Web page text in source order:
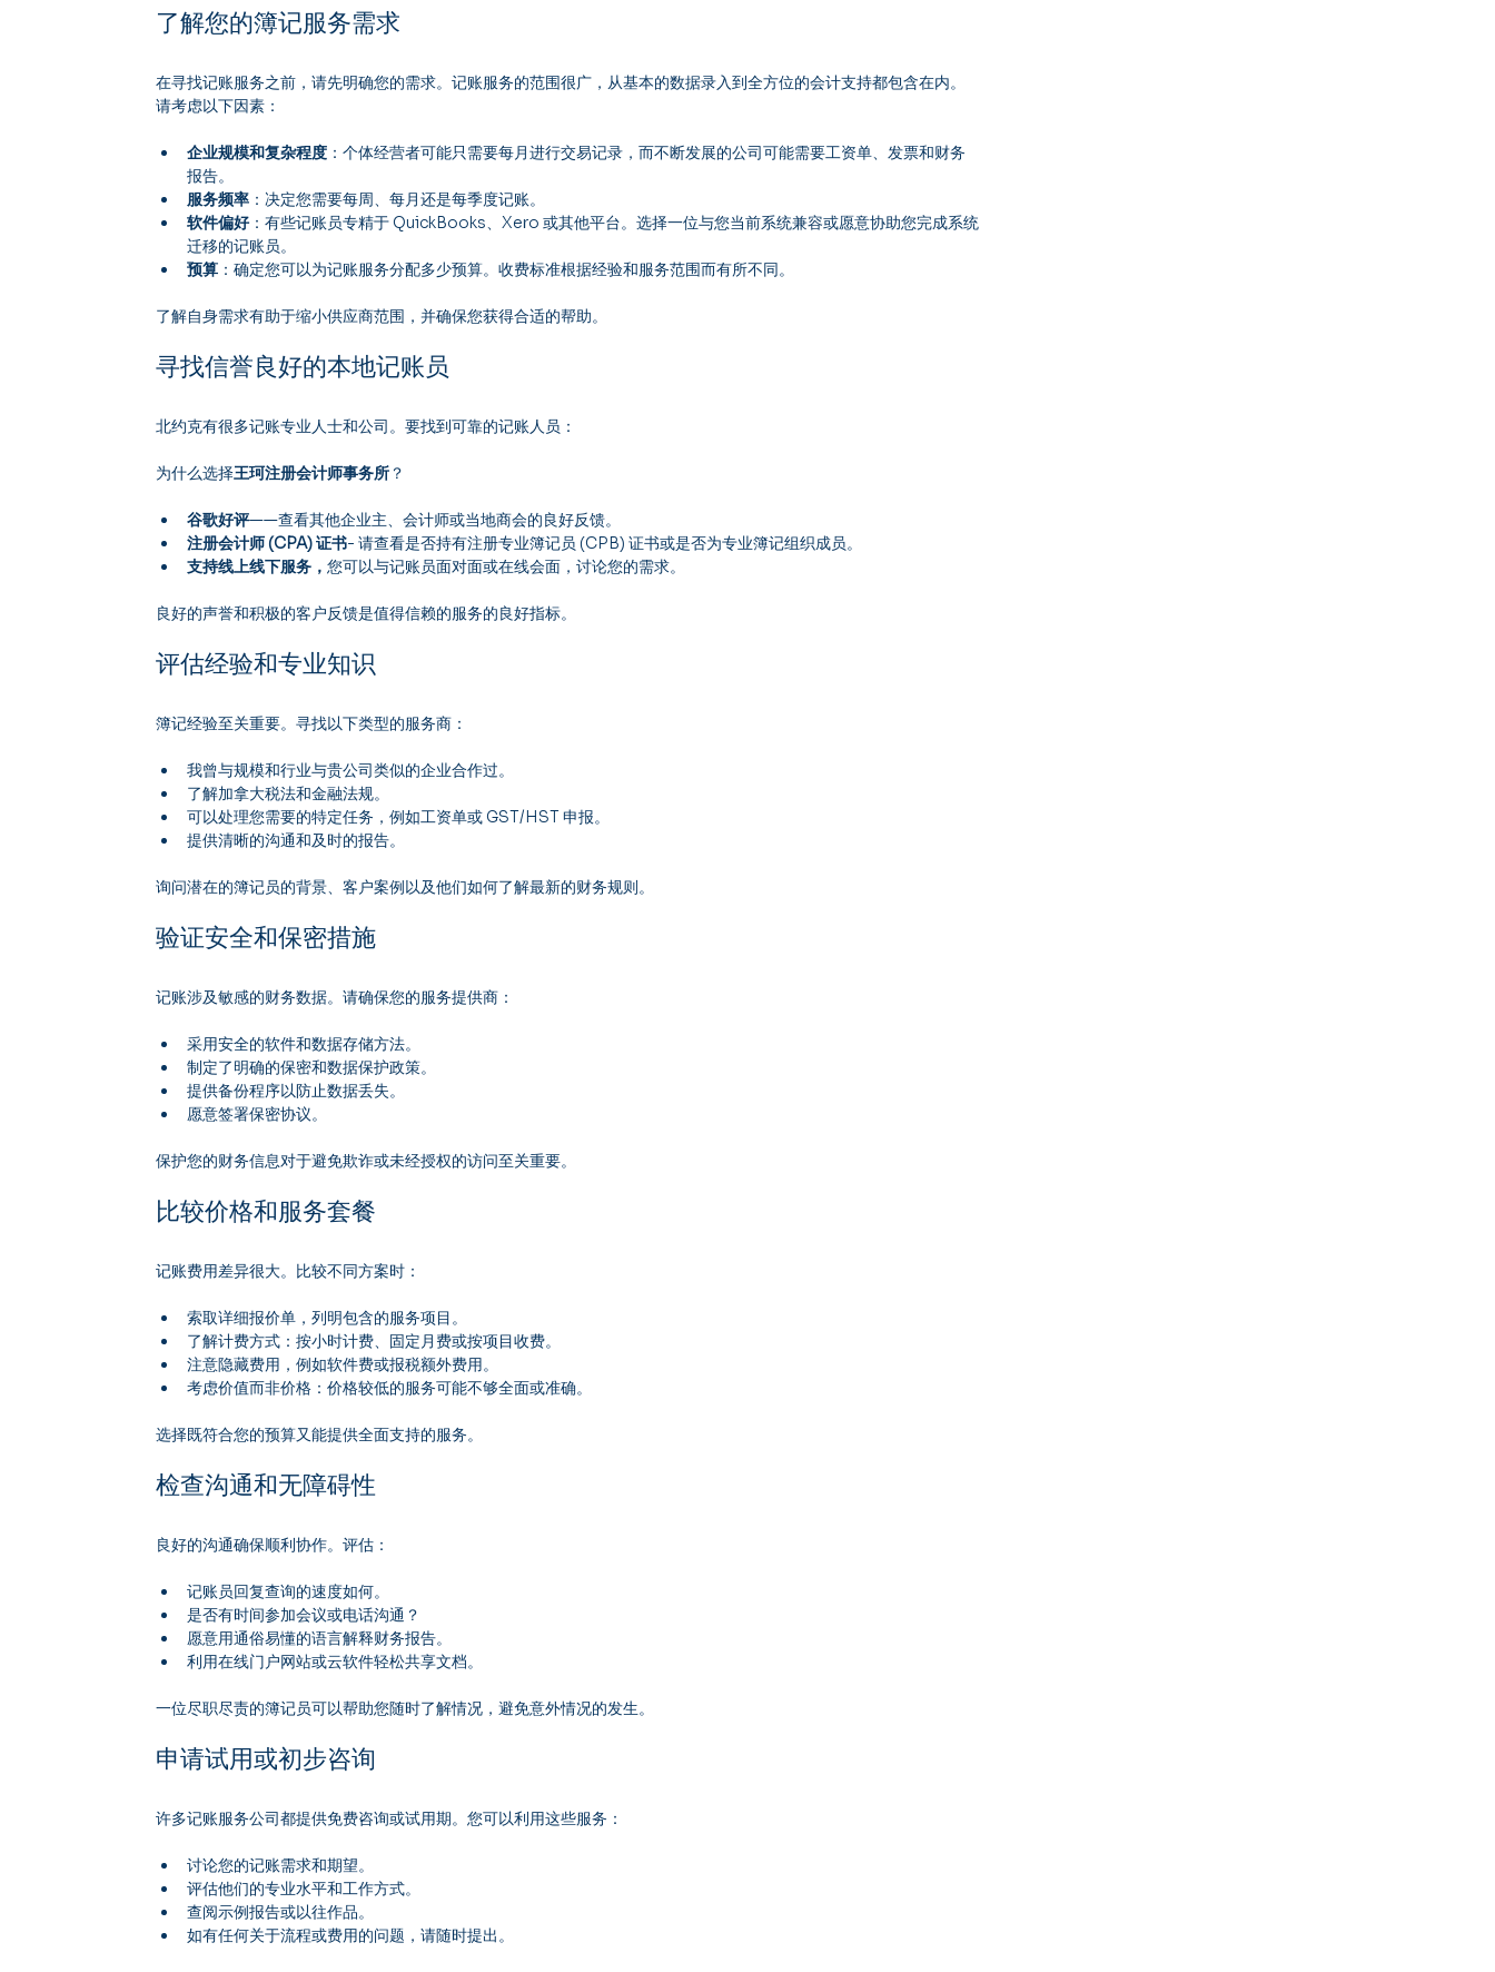
了解您的簿记服务需求
在寻找记账服务之前，请先明确您的需求。记账服务的范围很广，从基本的数据录入到全方位的会计支持都包含在内。
请考虑以下因素：
企业规模和复杂程度 ：个体经营者可能只需要每月进行交易记录，而不断发展的公司可能需要工资单、发票和财务
报告。
服务频率 ：决定您需要每周、每月还是每季度记账。
软件偏好：有些记账员专精于 QuickBooks、Xero 或其他平台。选择一位与您当前系统兼容或愿意协助您完成系统
迁移的记账员。
预算 ：确定您可以为记账服务分配多少预算。收费标准根据经验和服务范围而有所不同。
了解自身需求有助于缩小供应商范围，并确保您获得合适的帮助。
寻找信誉良好的本地记账员
北约克有很多记账专业人士和公司。要找到可靠的记账人员：
为什么选择王珂注册会计师事务所 ？
谷歌好评——查看其他企业主、会计师或当地商会的良好反馈。
注册会计师 (CPA) 证书- 请查看是否持有注册专业簿记员 (CPB) 证书或是否为专业簿记组织成员。
支持线上线下服务，您可以与记账员面对面或在线会面，讨论您的需求。
良好的声誉和积极的客户反馈是值得信赖的服务的良好指标。
评估经验和专业知识
簿记经验至关重要。寻找以下类型的服务商：
我曾与规模和行业与贵公司类似的企业合作过。
了解加拿大税法和金融法规。
可以处理您需要的特定任务，例如工资单或 GST/HST 申报。
提供清晰的沟通和及时的报告。
询问潜在的簿记员的背景、客户案例以及他们如何了解最新的财务规则。
验证安全和保密措施
记账涉及敏感的财务数据。请确保您的服务提供商：
采用安全的软件和数据存储方法。
制定了明确的保密和数据保护政策。
提供备份程序以防止数据丢失。
愿意签署保密协议。
保护您的财务信息对于避免欺诈或未经授权的访问至关重要。
比较价格和服务套餐
记账费用差异很大。比较不同方案时：
索取详细报价单，列明包含的服务项目。
了解计费方式：按小时计费、固定月费或按项目收费。
注意隐藏费用，例如软件费或报税额外费用。
考虑价值而非价格：价格较低的服务可能不够全面或准确。
选择既符合您的预算又能提供全面支持的服务。
检查沟通和无障碍性
良好的沟通确保顺利协作。评估：
记账员回复查询的速度如何。
是否有时间参加会议或电话沟通？
愿意用通俗易懂的语言解释财务报告。
利用在线门户网站或云软件轻松共享文档。
一位尽职尽责的簿记员可以帮助您随时了解情况，避免意外情况的发生。
申请试用或初步咨询
许多记账服务公司都提供免费咨询或试用期。您可以利用这些服务：
讨论您的记账需求和期望。
评估他们的专业水平和工作方式。
查阅示例报告或以往作品。
如有任何关于流程或费用的问题，请随时提出。